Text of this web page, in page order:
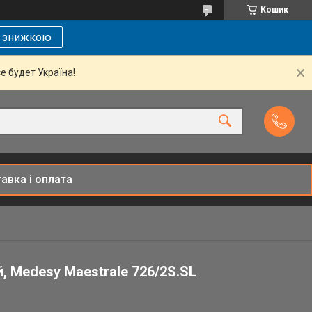
Кошик
знижкою
будет Україна!
і оплата
Medesy Maestrale 726/2S.SL